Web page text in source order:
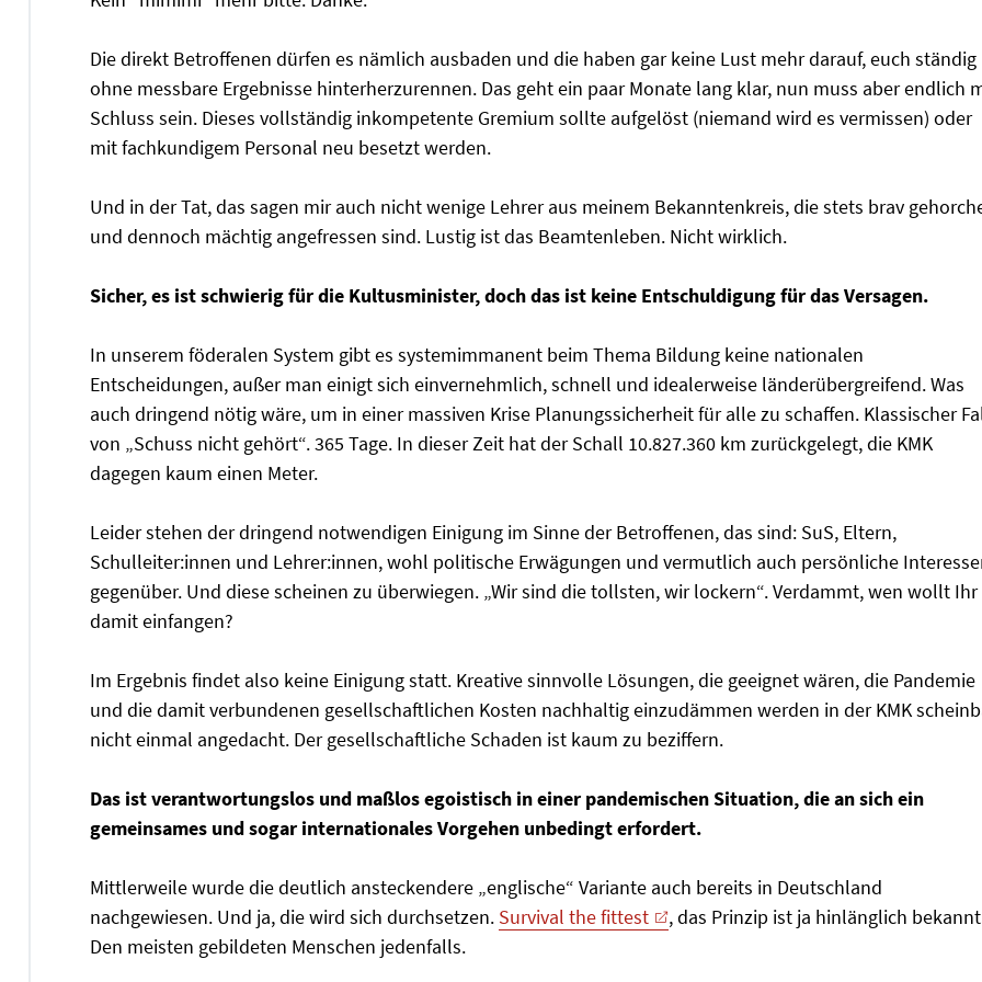
Die direkt Betroffenen dürfen es nämlich ausbaden und die haben gar keine Lust mehr darauf, euch ständig
ohne messbare Ergebnisse hinterherzurennen. Das geht ein paar Monate lang klar, nun muss aber endlich
Schluss sein. Dieses vollständig inkompetente Gremium sollte aufgelöst (niemand wird es vermissen) oder
mit fachkundigem Personal neu besetzt werden.
Und in der Tat, das sagen mir auch nicht wenige Lehrer aus meinem Bekanntenkreis, die stets brav
und dennoch mächtig angefressen sind. Lustig ist das Beamtenleben. Nicht wirklich.
Sicher, es ist schwierig für die Kultusminister, doch das ist keine Entschuldigung für das Versagen.
In unserem föderalen System gibt es systemimmanent beim Thema Bildung keine nationalen
Entscheidungen, außer man einigt sich einvernehmlich, schnell und idealerweise länderübergreifend. Was
auch dringend nötig wäre, um in einer massiven Krise Planungssicherheit für alle zu schaffen. Klassischer
von „Schuss nicht gehört“. 365 Tage. In dieser Zeit hat der Schall 10.827.360 km zurückgelegt, die KMK
dagegen kaum einen Meter.
Leider stehen der dringend notwendigen Einigung im Sinne der Betroffenen, das sind: SuS, Eltern,
Schulleiter:innen und Lehrer:innen, wohl politische Erwägungen und vermutlich auch persönliche
gegenüber. Und diese scheinen zu überwiegen. „Wir sind die tollsten, wir lockern“. Verdammt, wen wollt Ihr
damit einfangen?
Im Ergebnis findet also keine Einigung statt. Kreative sinnvolle Lösungen, die geeignet wären, die Pandemie
und die damit verbundenen gesellschaftlichen Kosten nachhaltig einzudämmen werden in der KMK
nicht einmal angedacht. Der gesellschaftliche Schaden ist kaum zu beziffern.
Das ist verantwortungslos und maßlos egoistisch in einer pandemischen Situation, die an sich ein
gemeinsames und sogar internationales Vorgehen unbedingt erfordert.
Mittlerweile wurde die deutlich ansteckendere „englische“ Variante auch bereits in Deutschland
nachgewiesen. Und ja, die wird sich durchsetzen. Survival the fittest
, das Prinzip ist ja hinlänglich
Den meisten gebildeten Menschen jedenfalls.